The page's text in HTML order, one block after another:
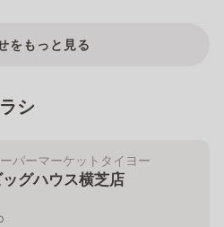
をもっと見る
シ
パーマーケットタイヨー
ッグハウス横芝店